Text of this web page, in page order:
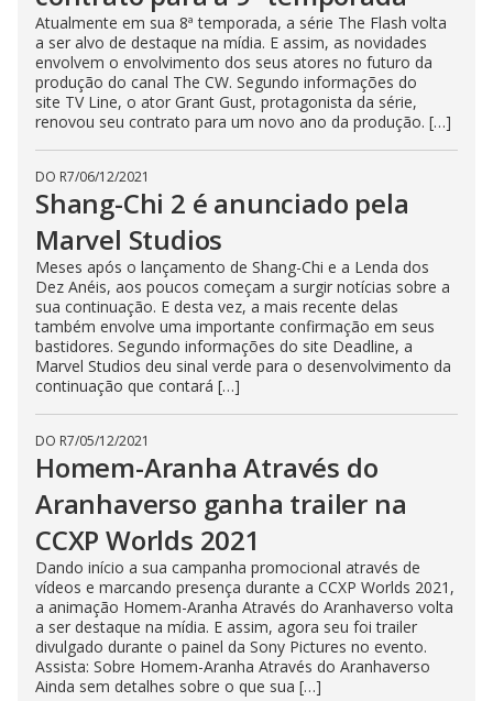
Atualmente em sua 8ª temporada, a série The Flash volta
a ser alvo de destaque na mídia. E assim, as novidades
envolvem o envolvimento dos seus atores no futuro da
produção do canal The CW. Segundo informações do
site TV Line, o ator Grant Gust, protagonista da série,
renovou seu contrato para um novo ano da produção. […]
DO R7/06/12/2021
Shang-Chi 2 é anunciado pela
Marvel Studios
Meses após o lançamento de Shang-Chi e a Lenda dos
Dez Anéis, aos poucos começam a surgir notícias sobre a
sua continuação. E desta vez, a mais recente delas
também envolve uma importante confirmação em seus
bastidores. Segundo informações do site Deadline, a
Marvel Studios deu sinal verde para o desenvolvimento da
continuação que contará […]
DO R7/05/12/2021
Homem-Aranha Através do
Aranhaverso ganha trailer na
CCXP Worlds 2021
Dando início a sua campanha promocional através de
vídeos e marcando presença durante a CCXP Worlds 2021,
a animação Homem-Aranha Através do Aranhaverso volta
a ser destaque na mídia. E assim, agora seu foi trailer
divulgado durante o painel da Sony Pictures no evento.
Assista: Sobre Homem-Aranha Através do Aranhaverso
Ainda sem detalhes sobre o que sua […]